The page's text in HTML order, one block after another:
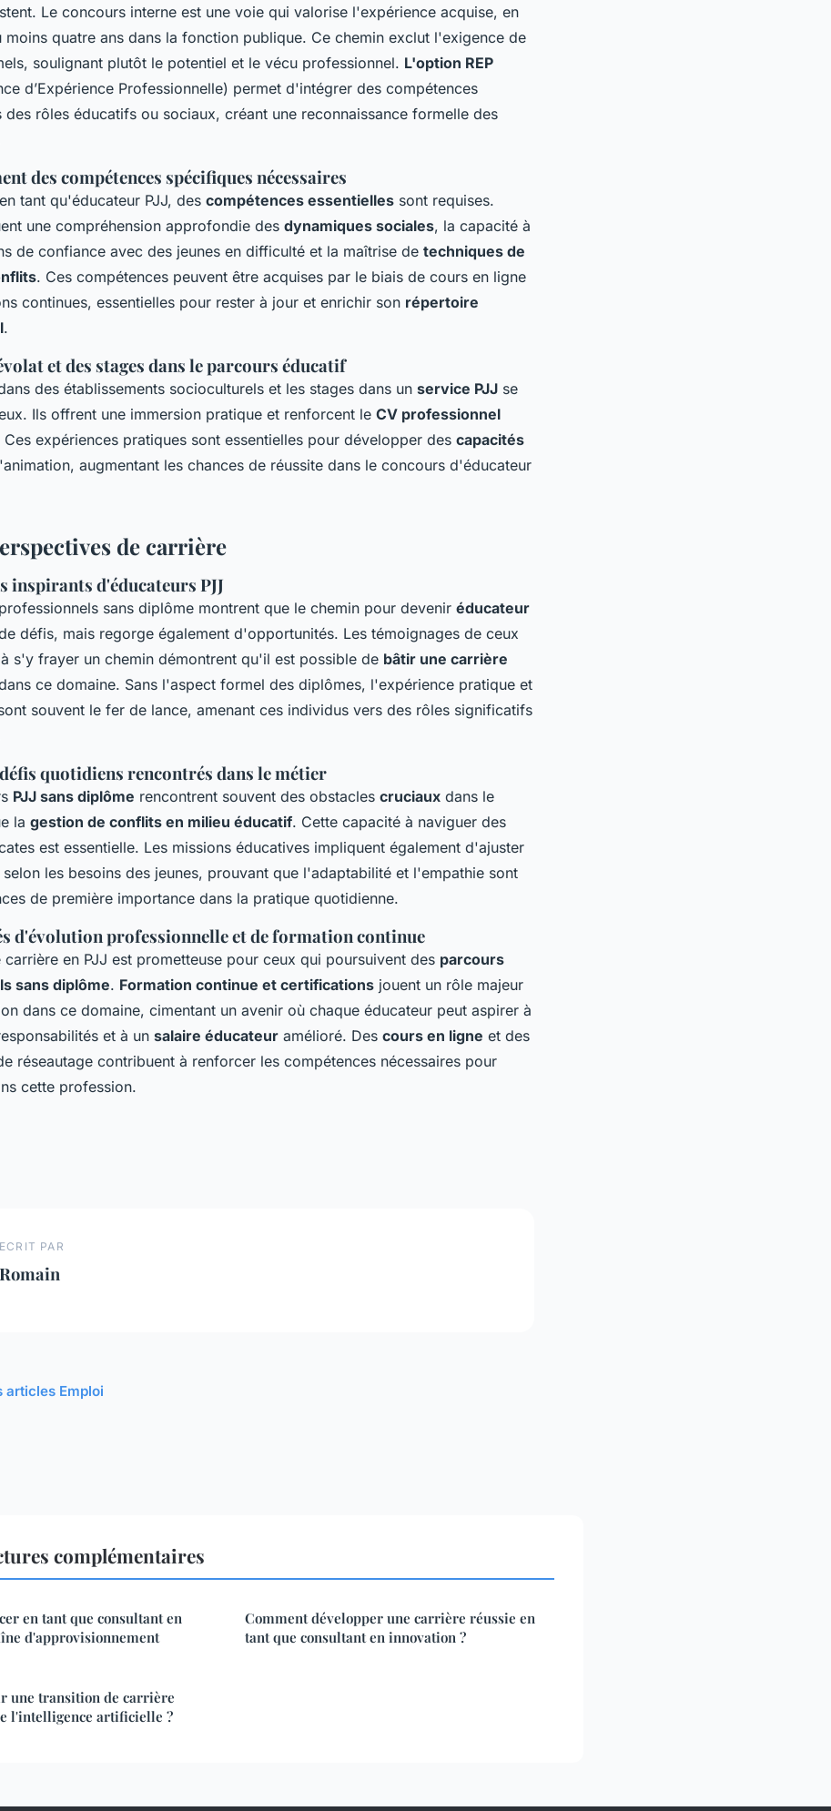
Le concours interne est une voie qui valorise l'expérience acquise, en
moins quatre ans dans la fonction publique. Ce chemin exclut l'exigence de
soulignant plutôt le potentiel et le vécu professionnel. L'option REP
d’Expérience Professionnelle) permet d'intégrer des compétences
des rôles éducatifs ou sociaux, créant une reconnaissance formelle des
des compétences spécifiques nécessaires
tant qu'éducateur PJJ, des compétences essentielles sont requises.
une compréhension approfondie des dynamiques sociales, la capacité à
de confiance avec des jeunes en difficulté et la maîtrise de techniques de
. Ces compétences peuvent être acquises par le biais de cours en ligne
continues, essentielles pour rester à jour et enrichir son répertoire
.
et des stages dans le parcours éducatif
des établissements socioculturels et les stages dans un service PJJ se
Ils offrent une immersion pratique et renforcent le CV professionnel
expériences pratiques sont essentielles pour développer des capacités
augmentant les chances de réussite dans le concours d'éducateur
de carrière
inspirants d'éducateurs PJJ
sans diplôme montrent que le chemin pour devenir éducateur
défis, mais regorge également d'opportunités. Les témoignages de ceux
s'y frayer un chemin démontrent qu'il est possible de bâtir une carrière
ce domaine. Sans l'aspect formel des diplômes, l'expérience pratique et
souvent le fer de lance, amenant ces individus vers des rôles significatifs
quotidiens rencontrés dans le métier
PJJ sans diplôme rencontrent souvent des obstacles cruciaux dans le
la gestion de conflits en milieu éducatif. Cette capacité à naviguer des
est essentielle. Les missions éducatives impliquent également d'ajuster
les besoins des jeunes, prouvant que l'adaptabilité et l'empathie sont
de première importance dans la pratique quotidienne.
d'évolution professionnelle et de formation continue
en PJJ est prometteuse pour ceux qui poursuivent des parcours
sans diplôme. Formation continue et certifications jouent un rôle majeur
dans ce domaine, cimentant un avenir où chaque éducateur peut aspirer à
et à un salaire éducateur amélioré. Des cours en ligne et des
réseautage contribuent à renforcer les compétences nécessaires pour
cette profession.
ECRIT PAR
Romain
articles Emploi
complémentaires
en tant que consultant en
d'approvisionnement
une transition de carrière
l'intelligence artificielle ?
Comment développer une carrière réussie en
tant que consultant en innovation ?